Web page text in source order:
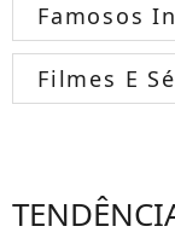
Famosos
Filmes E